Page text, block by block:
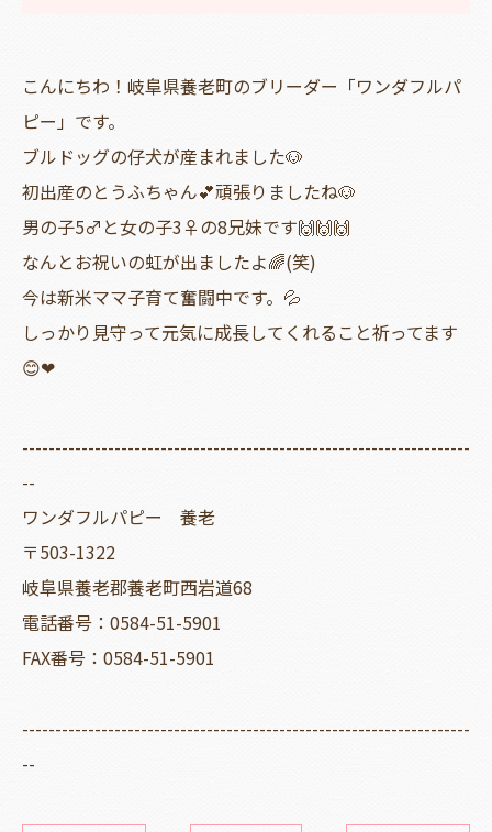
こんにちわ！岐阜県養老町のブリーダー「ワンダフルパ
ピー」です。
ブルドッグの仔犬が産まれました🐶
初出産のとうふちゃん💕頑張りましたね🐶
男の子5♂と女の子3♀の8兄妹です🙌🙌🙌
なんとお祝いの虹が出ましたよ🌈(笑)
今は新米ママ子育て奮闘中です。💦
しっかり見守って元気に成長してくれること祈ってます
😊❤
--------------------------------------------------------------------
--
ワンダフルパピー 養老
〒503-1322
岐阜県養老郡養老町西岩道68
電話番号：0584-51-5901
FAX番号：0584-51-5901
--------------------------------------------------------------------
--